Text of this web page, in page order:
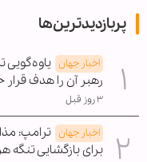
پربازدیدترین‌ها
اخبار جهان یاوه‌گویی
رهبر آن را هدف قرار
۳ روز قبل
اخبار جهان ترامپ:
برای بازگشایی